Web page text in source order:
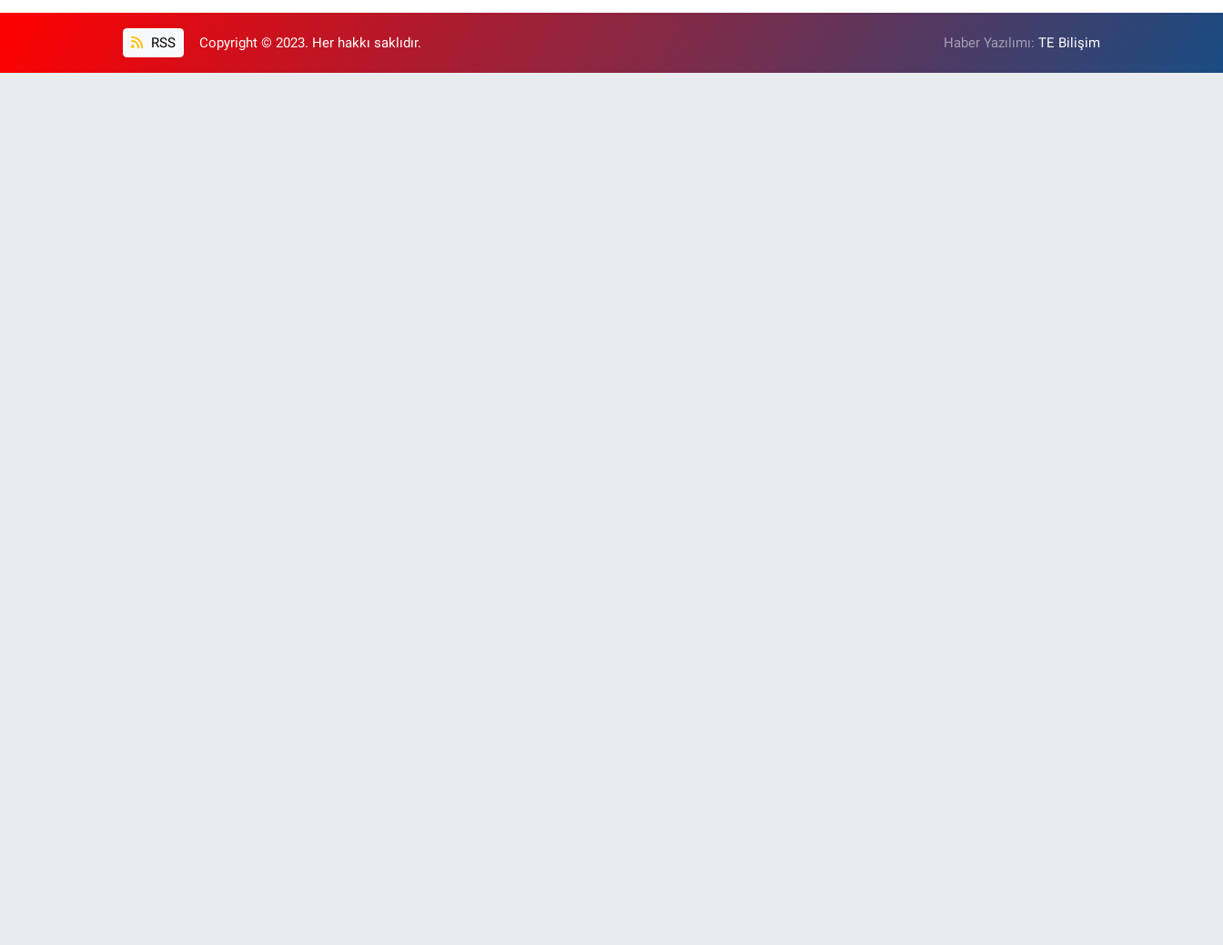
RSS Copyright © 2023. Her hakkı saklıdır. Haber Yazılımı:TE Bilişim